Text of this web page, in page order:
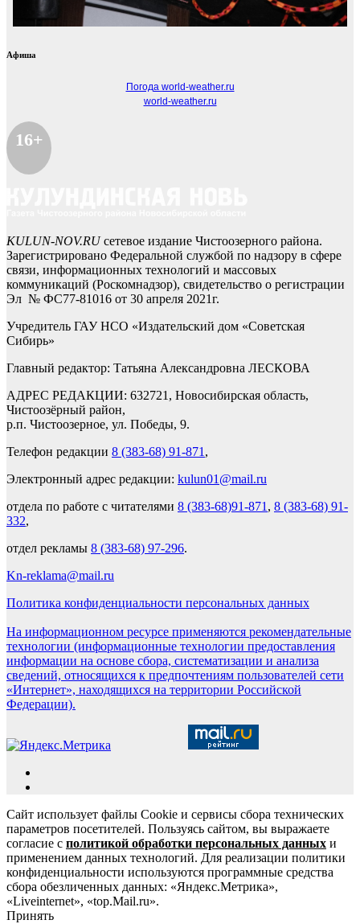
Афиша
Погода world-weather.ru
world-weather.ru
16+
KULUN-NOV.RUсетевое издание Чистоозерного района.
Зарегистрировано Федеральной службой по надзору в сфере
связи, информационных технологий и массовых
коммуникаций (Роскомнадзор), свидетельство о регистрации
Эл № ФС77-81016 от 30 апреля 2021г.
Учредитель ГАУ НСО «Издательский дом «Советская
Сибирь»
Главный редактор: Татьяна Александровна ЛЕСКОВА
АДРЕС РЕДАКЦИИ: 632721, Новосибирская область,
Чистоозёрный район,
р.п. Чистоозерное, ул. Победы, 9.
Телефон редакции 8 (383-68) 91-871 ,
Электронный адрес редакции: kulun01@mail.ru
отдела по работе с читателями 8 (383-68)91-871 , 8 (383-68) 91-
332,
отдел рекламы 8 (383-68) 97-296.
Kn-reklama@mail.ru
Политика конфиденциальности персональных данных
На информационном ресурсе применяются рекомендательные
технологии (информационные технологии предоставления
информации на основе сбора, систематизации и анализа
сведений, относящихся к предпочтениям пользователей сети
«Интернет», находящихся на территории Российской
Федерации).
Сайт использует файлы Cookie и сервисы сбора технических
параметров посетителей. Пользуясь сайтом, вы выражаете
согласие с политикой обработки персональных данных и
применением данных технологий. Для реализации политики
конфиденциальности используются программные средства
сбора обезличенных данных: «Яндекс.Метрика»,
«Liveinternet», «top.Mail.ru».
Принять